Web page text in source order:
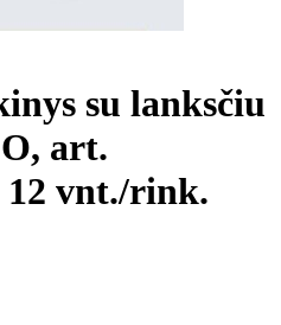
su lanksčiu
art.
vnt./rink.